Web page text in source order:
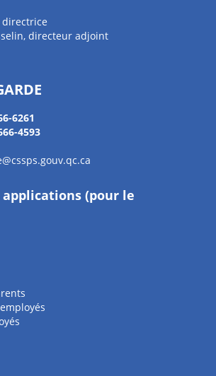
directrice
directeur adjoint
6261
4593
applications (pour le